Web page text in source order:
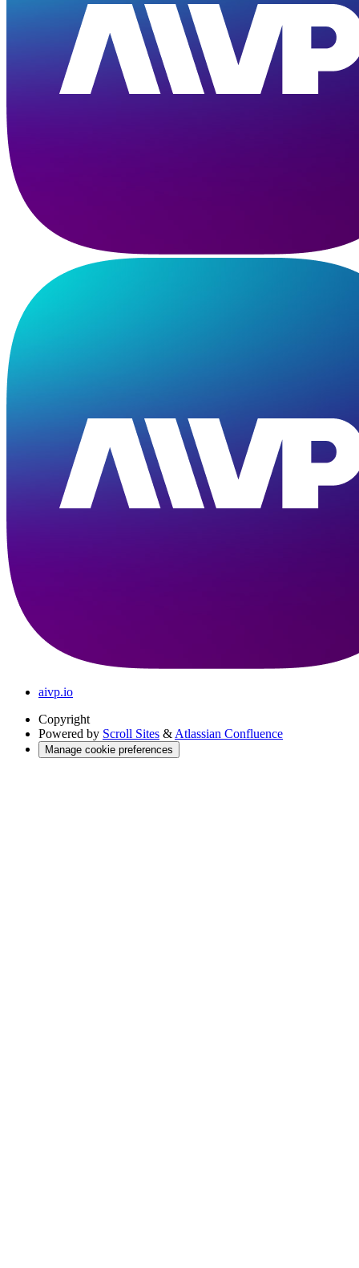
aivp.io
Copyright
Powered by Scroll Sites & Atlassian Confluence
Manage cookie preferences